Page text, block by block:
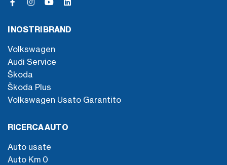
I NOSTRI BRAND
Volkswagen
Audi Service
Škoda
Škoda Plus
Volkswagen Usato Garantito
RICERCA AUTO
Auto usate
Auto Km 0